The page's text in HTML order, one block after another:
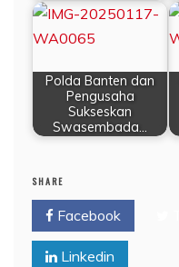
Polda Banten dan
Pengusaha
Sukseskan
Swasembada…
SHARE
Facebook
Linkedin